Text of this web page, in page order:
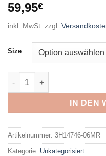
59,95€
inkl. MwSt. zzgl.
Size
CMP - WOMAN JACKET
IN DEN
Artikelnummer: 3H14746-06MR
Kategorie: Unkategorisiert